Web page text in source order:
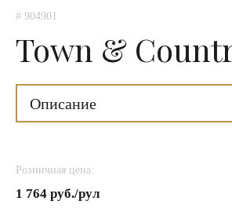
# 904901
Town &
Описание
Розничная цена:
1 764 руб./рул